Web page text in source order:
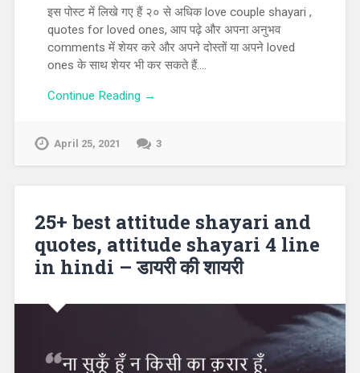
इस पोस्ट में लिखे गए हैं २० से अधिक love couple shayari ,
quotes for loved ones, आप पढ़े और अपना अनुभव
comments में शेयर करे और अपने दोस्तों या अपने loved
ones के साथ शेयर भी कर सकते हैं….
Continue Reading →
April 25, 2021 3
25+ best attitude shayari and
quotes, attitude shayari 4 line
in hindi – डायरी की शायरी